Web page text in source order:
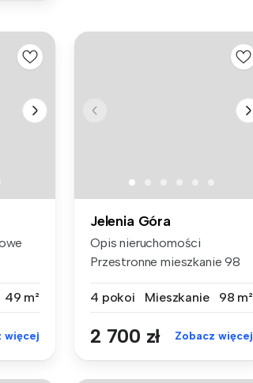
49 m²
więcej
Jelenia Góra
Opis nieruchomości
Przestronne mieszkanie 98
4 pokoi
Mieszkanie 98 m²
2 700 zł Zobacz więcej